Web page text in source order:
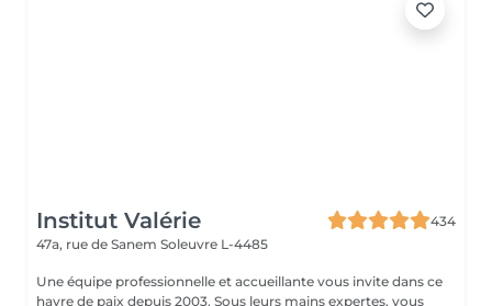
Institut Valérie
434
47a, rue de Sanem Soleuvre L-4485
Une équipe professionnelle et accueillante vous invite dans ce
havre de paix depuis 2003. Sous leurs mains expertes, vous